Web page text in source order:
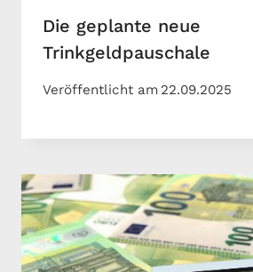
Die geplante neue
Trinkgeldpauschale
Veröffentlicht am 22.09.2025